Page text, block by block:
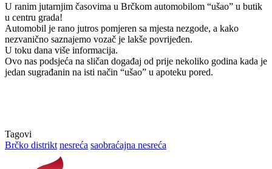
U ranim jutarnjim časovima u Brčkom automobilom “ušao” u butik
u centru grada!
Automobil je rano jutros pomjeren sa mjesta nezgode, a kako
nezvanično saznajemo vozač je lakše povrijeđen.
U toku dana više informacija.
Ovo nas podsjeća na sličan događaj od prije nekoliko godina kada je
jedan sugrađanin na isti način “ušao” u apoteku pored.
Tagovi
Brčko distrikt nesreća saobraćajna nesreća